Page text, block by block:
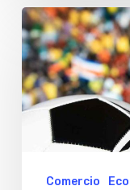
¿Por
qué
las
apuestas
cripto
Comercio